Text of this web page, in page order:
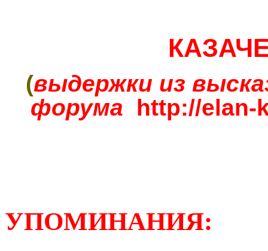
(выдержки из
форума http://elan-
УПОМИНАНИЯ: